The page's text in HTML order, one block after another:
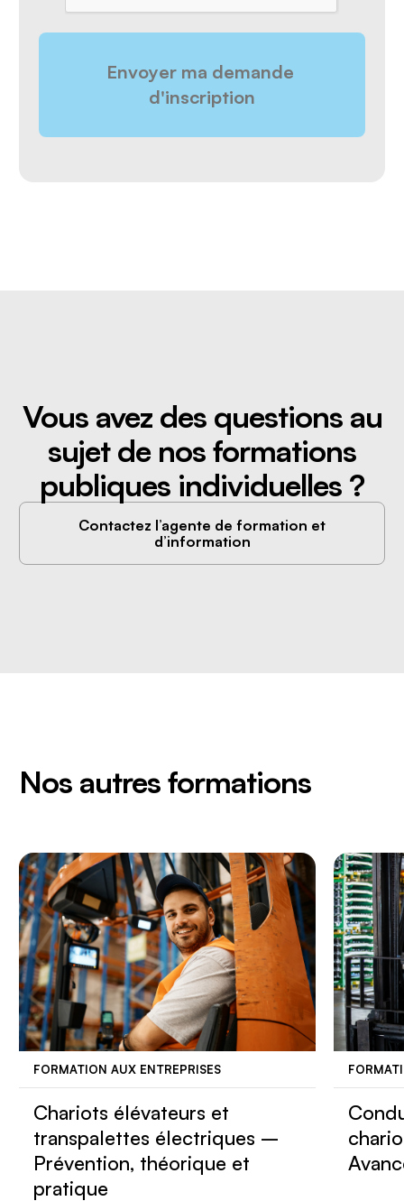
Vous avez des questions au
sujet de nos formations
publiques individuelles ?
Contactez l’agente de formation et
d’information
Nos autres formations
FORMATION AUX ENTREPRISES
Chariots élévateurs et
transpalettes électriques –
Prévention, théorique et
pratique